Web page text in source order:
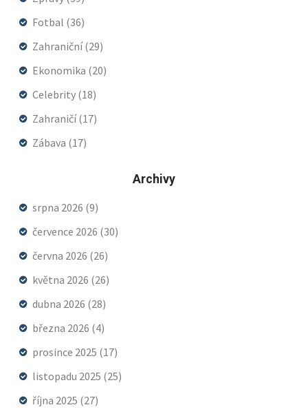
Fotbal (36)
Zahraniční(29)
Ekonomika (20)
Celebrity (18)
Zahraničí(17)
Zábava (17)
Archivy
srpna 2026 (9)
července 2026 (30)
června 2026 (26)
května 2026 (26)
dubna 2026 (28)
března 2026 (4)
prosince 2025 (17)
listopadu 2025 (25)
října 2025 (27)